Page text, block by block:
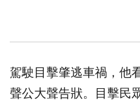
駕駛目擊肇逃車禍，他
聲公大聲告狀。目擊民